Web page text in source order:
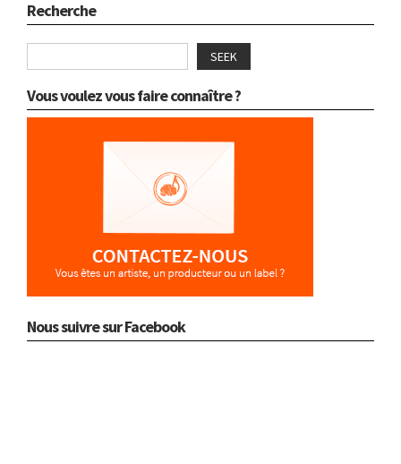
Recherche
SEEK
Vous voulez vous faire connaître ?
Nous suivre sur Facebook